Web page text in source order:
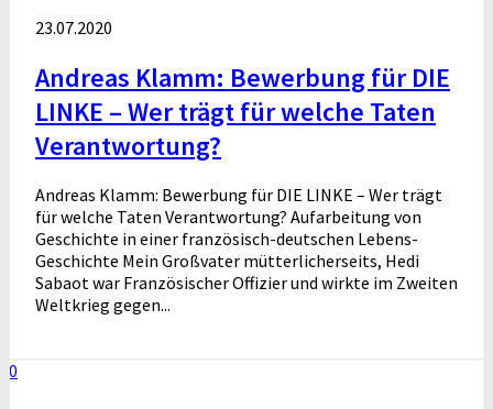
23.07.2020
Andreas Klamm: Bewerbung für DIE
LINKE – Wer trägt für welche Taten
Verantwortung?
Andreas Klamm: Bewerbung für DIE LINKE – Wer trägt
für welche Taten Verantwortung? Aufarbeitung von
Geschichte in einer französisch-deutschen Lebens-
Geschichte Mein Großvater mütterlicherseits, Hedi
Sabaot war Französischer Offizier und wirkte im Zweiten
Weltkrieg gegen...
0